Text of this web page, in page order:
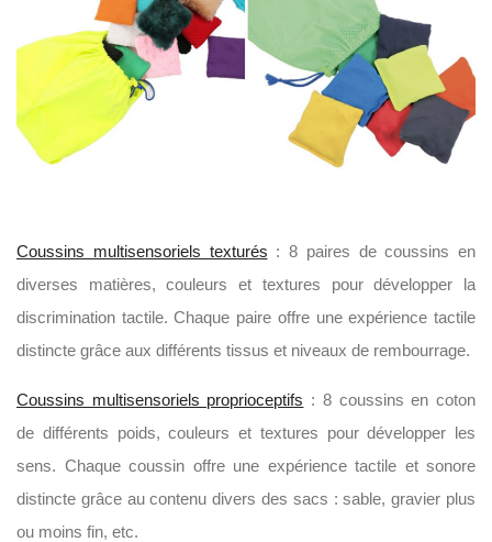
Coussins multisensoriels texturés : 8 paires de coussins en
diverses matières, couleurs et textures pour développer la
discrimination tactile. Chaque paire offre une expérience tactile
distincte grâce aux différents tissus et niveaux de rembourrage.
Coussins multisensoriels proprioceptifs : 8 coussins en coton
de différents poids, couleurs et textures pour développer les
sens. Chaque coussin offre une expérience tactile et sonore
distincte grâce au contenu divers des sacs : sable, gravier plus
ou moins fin, etc.